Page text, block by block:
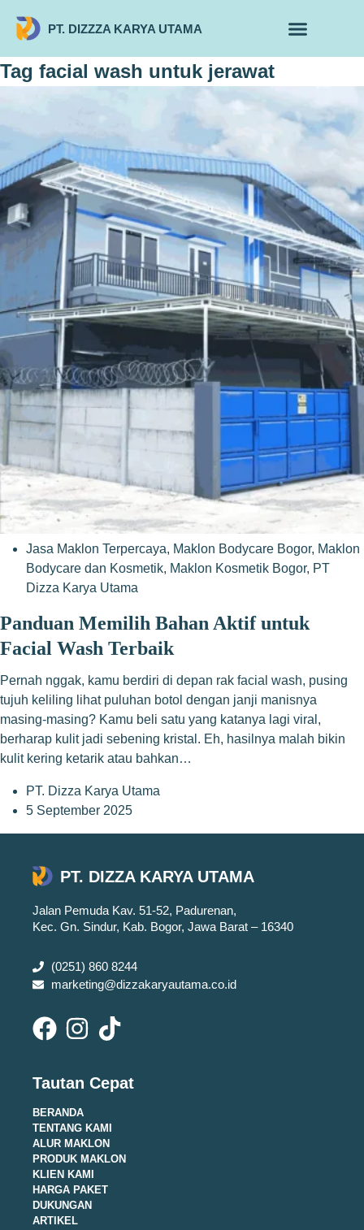
PT. DIZZZA KARYA UTAMA
Tag facial wash untuk jerawat
Jasa Maklon Terpercaya, Maklon Bodycare Bogor, Maklon
Bodycare dan Kosmetik, Maklon Kosmetik Bogor, PT
Dizza Karya Utama
Panduan Memilih Bahan Aktif untuk
Facial Wash Terbaik
Pernah nggak, kamu berdiri di depan rak facial wash, pusing
tujuh keliling lihat puluhan botol dengan janji manisnya
masing-masing? Kamu beli satu yang katanya lagi viral,
berharap kulit jadi sebening kristal. Eh, hasilnya malah bikin
kulit kering ketarik atau bahkan…
PT. Dizza Karya Utama
5 September 2025
PT. DIZZA KARYA UTAMA
Jalan Pemuda Kav. 51-52, Padurenan,
Kec. Gn. Sindur, Kab. Bogor, Jawa Barat – 16340
(0251) 860 8244
marketing@dizzakaryautama.co.id
Tautan Cepat
BERANDA
TENTANG KAMI
ALUR MAKLON
PRODUK MAKLON
KLIEN KAMI
HARGA PAKET
DUKUNGAN
ARTIKEL